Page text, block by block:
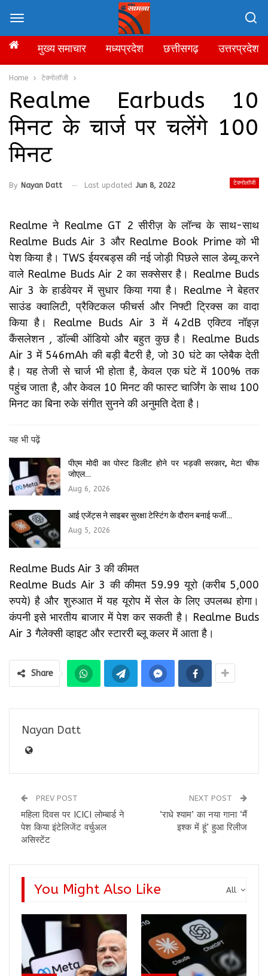
Home टेक्नोलॉजी
Realme Earbuds 10
मिनट के चार्ज पर चलेंगे 100
मिनट
टेक्नोलॉजी
By Nayan Datt Last updated Jun 8, 2022
Realme ने Realme GT 2 सीरीज़ के लॉन्च के साथ-साथ
Realme Buds Air 3 और Realme Book Prime को भी
पेश किया है। TWS ईयरबड्स की नई जोड़ी पिछले साल डेब्यू करने
वाले Realme Buds Air 2 का सक्सेसर है। Realme Buds
Air 3 के हार्डवेयर में सुधार किया गया है। Realme ने बेहतर
साउंड क्वालिटी, प्रैक्टिकल फीचर्स और निफ्टी ट्रिक्स का वादा
किया है। Realme Buds Air 3 में 42dB एक्टिव नॉइज़
कैंसलेशन , डॉल्बी ऑडियो और बहुत कुछ है। Realme Buds
Air 3 में 546mAh की बड़ी बैटरी है, जो 30 घंटे का प्लेबैक देती
है। यह तेजी से चार्ज भी होता है, केवल एक घंटे में 100% तक
पहुंच जाता है, और केवल 10 मिनट की फास्ट चार्जिंग के साथ 100
मिनट का बिना रुके संगीत सुनने की अनुमति देता है।
यह भी पढ़ें
पीएम मोदी का पोस्ट डिलीट होने पर भड़की सरकार, मेटा चीफ
जोएल…
Aug 6, 2026
आई एजेंट्स ने साइबर सुरक्षा टेस्टिंग के दौरान बनाई फर्जी…
Aug 5, 2026
Realme Buds Air 3 की कीमत
Realme Buds Air 3 की कीमत 59.99 यूरो (करीब 5,000
रुपये) है और शुरुआत में यह यूरोप में सेल के लिए उपलब्ध होगा।
कंपनी इसे भारतीय बाजार में पेश कर सकती है। Realme Buds
Air 3 गैलेक्सी व्हाइट और स्टाररी ब्लू कलर में आता है।
Share
Nayan Datt
PREV POST
महिला दिवस पर ICICI लोम्बार्ड ने
पेश किया इंटेलिजेंट वर्चुअल
असिस्टेंट
NEXT POST
‘राधे श्याम’ का नया गाना ‘मैं
इश्क में हूं’ हुआ रिलीज
All
You Might Also Like
मुख्य समाचार मध्यप्रदेश छत्तीसगढ़ उत्तरप्रदेश